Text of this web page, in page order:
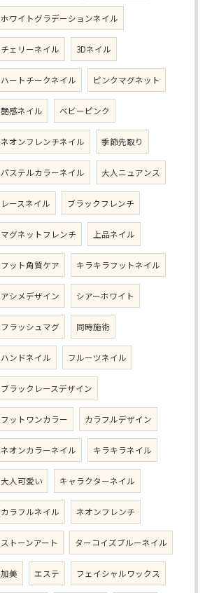
ホワイトグラデーションネイル
チェリーネイル 3Dネイル
ハートチークネイル ピンクマグネット
艶感ネイル ベビーピンク
ネオンフレンチネイル 季節先取り
パステルカラーネイル 大人ニュアンス
レースネイル ブラックフレンチ
マグネットフレンチ 上品ネイル
フット角質ケア キラキラフットネイル
アシメデザイン シアーホワイト
フラッシュマグ 同時施術
ハンドネイル フルーツネイル
ブラックレースデザイン
フットワンカラー カラフルデザイン
ネオンカラーネイル キラキラネイル
大人可愛い キャラクターネイル
カラフルネイル ネオンフレンチ
ストーンアート ターコイズブルーネイル
加美 エステ フェイシャルワックス